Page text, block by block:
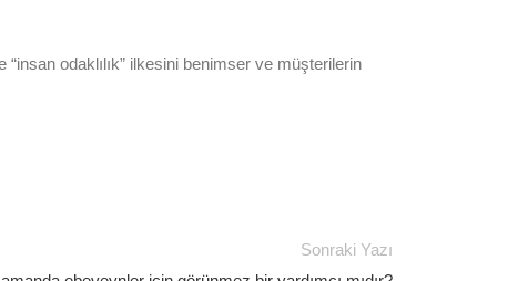
odaklılık” ilkesini benimser ve müşterilerin
Sonraki Yazı